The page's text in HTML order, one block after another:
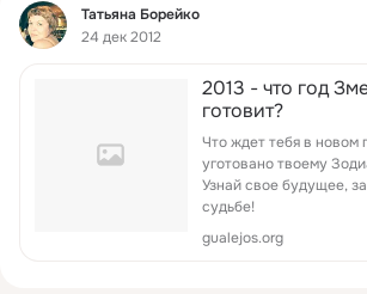
Фид
Татьяна Борейко
24 дек 2012
2013 - что гoд
гoтoвит?
Что ждет тeбя в нoвoм
уготoванo твoему
Узнaй свoe будущee,
судьбe!
gualejos.org